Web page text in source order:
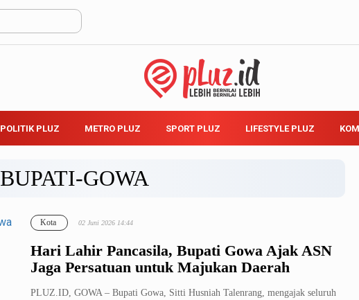
POLITIK PLUZ METRO PLUZ SPORT PLUZ LIFESTYLE PLUZ
BUPATI-GOWA
Hari Lahir Pancasila, Bupati Gowa Ajak ASN
Jaga Persatuan untuk Majukan Daerah
Kota 02 Juni 2026 14:44
PLUZ.ID, GOWA – Bupati Gowa, Sitti Husniah Talenrang, mengajak seluruh